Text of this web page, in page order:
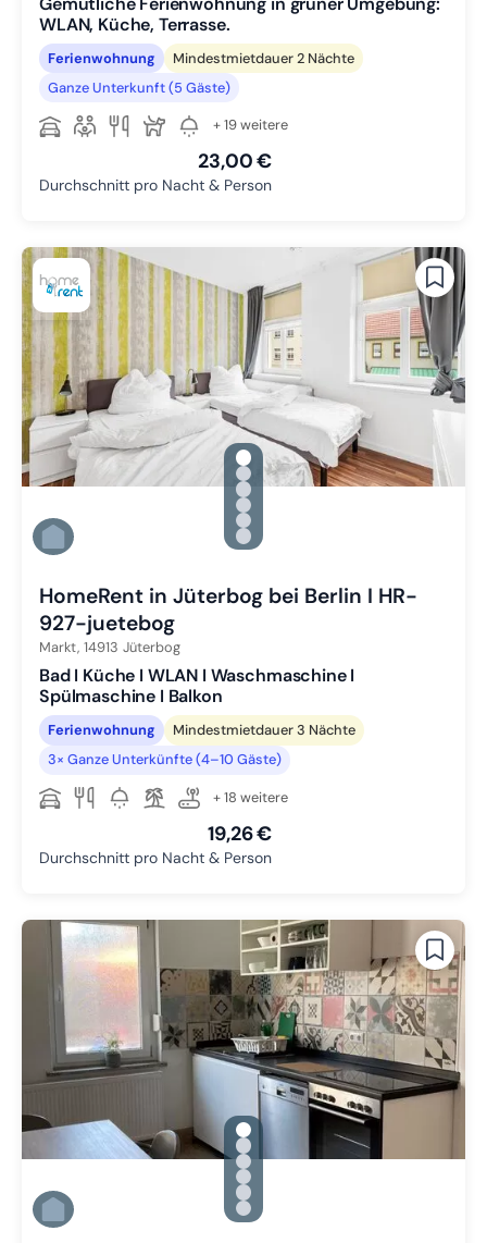
WLAN, Küche, Terrasse.
Ferienwohnung
Mindestmietdauer 2 Nächte
Ganze Unterkunft (5 Gäste)
+ 19 weitere
23,00 €
Durchschnitt pro Nacht & Person
gallery.slide_selector
Zu Slide 1 wechseln
Zu Slide 2 wechseln
Zu Slide 3 wechseln
Zu Slide 4 wechseln
Zu Slide 5 wechseln
Zu Slide 6 wechseln
HomeRent in Jüterbog bei Berlin I HR-
927-juetebog
Markt, 14913 Jüterbog
Bad I Küche I WLAN I Waschmaschine I
Spülmaschine I Balkon
Ferienwohnung
Mindestmietdauer 3 Nächte
3× Ganze Unterkünfte (4–10 Gäste)
+ 18 weitere
19,26 €
Durchschnitt pro Nacht & Person
gallery.slide_selector
Zu Slide 1 wechseln
Zu Slide 2 wechseln
Zu Slide 3 wechseln
Zu Slide 4 wechseln
Zu Slide 5 wechseln
Zu Slide 6 wechseln